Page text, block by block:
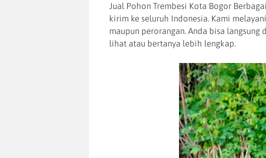
Jual Pohon Trembesi Kota Bogor
kirim ke seluruh Indonesia. Kami
maupun perorangan. Anda bisa
lihat atau bertanya lebih lengkap.